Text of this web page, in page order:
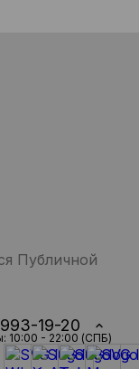
Публичной
19-20
10:00 - 22:00 (СПБ)